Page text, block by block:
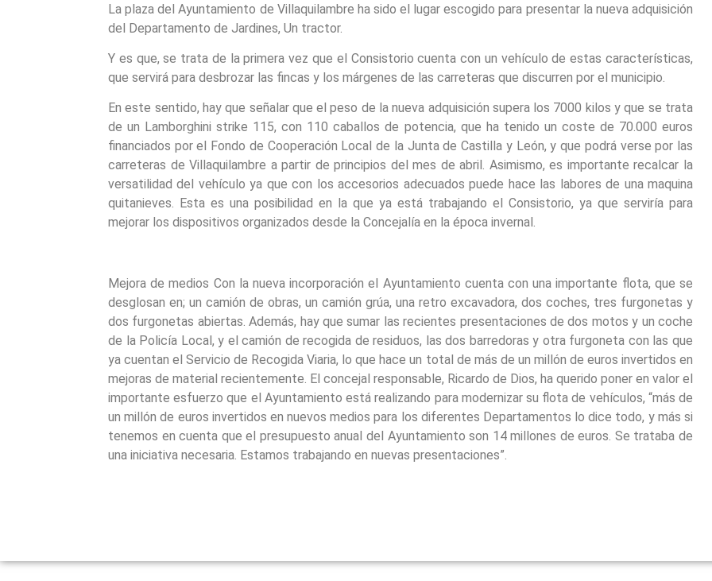
La plaza del Ayuntamiento de Villaquilambre ha sido el lugar escogido para presentar la nueva adquisición
del Departamento de Jardines, Un tractor.
Y es que, se trata de la primera vez que el Consistorio cuenta con un vehículo de estas características,
que servirá para desbrozar las fincas y los márgenes de las carreteras que discurren por el municipio.
En este sentido, hay que señalar que el peso de la nueva adquisición supera los 7000 kilos y que se trata
de un Lamborghini strike 115, con 110 caballos de potencia, que ha tenido un coste de 70.000 euros
financiados por el Fondo de Cooperación Local de la Junta de Castilla y León, y que podrá verse por las
carreteras de Villaquilambre a partir de principios del mes de abril. Asimismo, es importante recalcar la
versatilidad del vehículo ya que con los accesorios adecuados puede hace las labores de una maquina
quitanieves. Esta es una posibilidad en la que ya está trabajando el Consistorio, ya que serviría para
mejorar los dispositivos organizados desde la Concejalía en la época invernal.
Mejora de medios Con la nueva incorporación el Ayuntamiento cuenta con una importante flota, que se
desglosan en; un camión de obras, un camión grúa, una retro excavadora, dos coches, tres furgonetas y
dos furgonetas abiertas. Además, hay que sumar las recientes presentaciones de dos motos y un coche
de la Policía Local, y el camión de recogida de residuos, las dos barredoras y otra furgoneta con las que
ya cuentan el Servicio de Recogida Viaria, lo que hace un total de más de un millón de euros invertidos en
mejoras de material recientemente. El concejal responsable, Ricardo de Dios, ha querido poner en valor el
importante esfuerzo que el Ayuntamiento está realizando para modernizar su flota de vehículos, “más de
un millón de euros invertidos en nuevos medios para los diferentes Departamentos lo dice todo, y más si
tenemos en cuenta que el presupuesto anual del Ayuntamiento son 14 millones de euros. Se trataba de
una iniciativa necesaria. Estamos trabajando en nuevas presentaciones”.